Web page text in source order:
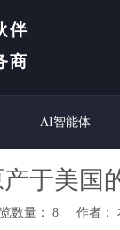
伴
商
AI智能体
于美国
数量： 8作者：